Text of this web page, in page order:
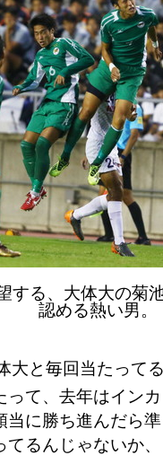
する、大体大の菊
認める熱い男。
大と毎回当たって
って、去年はイン
当に勝ち進んだら
てるんじゃないか